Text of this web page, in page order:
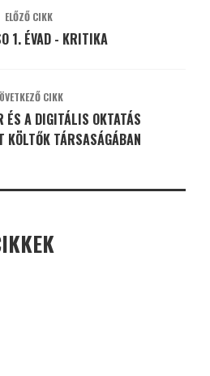
ELŐZŐ CIKK
1. ÉVAD - KRITIKA
CIKK
ÉS A DIGITÁLIS OKTATÁS
TÁRSASÁGÁBAN